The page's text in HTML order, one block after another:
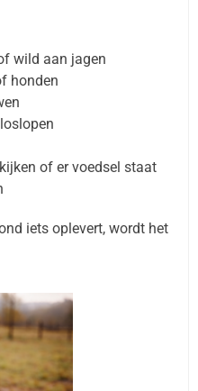
wild aan jagen
honden
of er voedsel staat
iets oplevert, wordt het